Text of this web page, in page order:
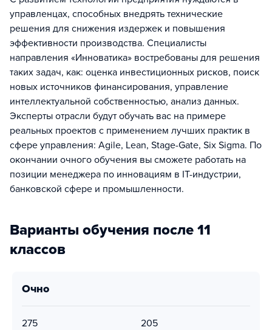
управленцах, способных внедрять технические
решения для снижения издержек и повышения
эффективности производства. Специалисты
направления «Инноватика» востребованы для решения
таких задач, как: оценка инвестиционных рисков, поиск
новых источников финансирования, управление
интеллектуальной собственностью, анализ данных.
Эксперты отрасли будут обучать вас на примере
реальных проектов с применением лучших практик в
сфере управления: Agile, Lean, Stage-Gate, Six Sigma. По
окончании очного обучения вы сможете работать на
позиции менеджера по инновациям в IT-индустрии,
банковской сфере и промышленности.
Варианты обучения после 11
классов
очно
275 205